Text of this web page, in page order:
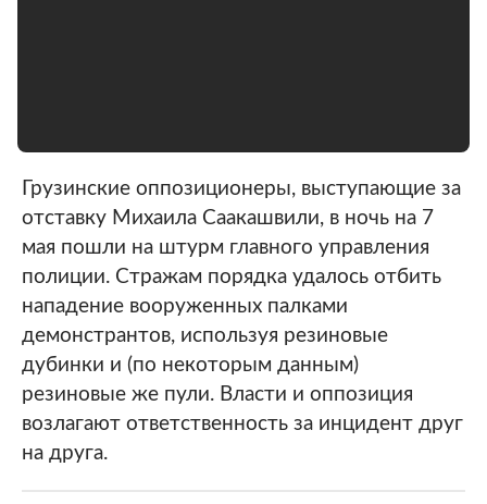
Грузинские оппозиционеры, выступающие за
отставку Михаила Саакашвили, в ночь на 7
мая пошли на штурм главного управления
полиции. Стражам порядка удалось отбить
нападение вооруженных палками
демонстрантов, используя резиновые
дубинки и (по некоторым данным)
резиновые же пули. Власти и оппозиция
возлагают ответственность за инцидент друг
на друга.